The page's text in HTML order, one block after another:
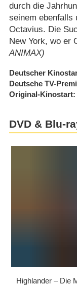
durch die
seinem ebenfalls
Octavius. Die
New York, wo er
ANIMAX)
Deutscher
Deutsche TV-
Original-Kinostart
DVD & Blu-
Highlander – Die